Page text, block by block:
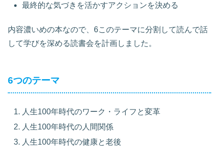
最終的な気づきを活かすアクションを決める
内容濃いめの本なので、6このテーマに分割して読んで話
して学びを深める読書会を計画しました。
6つのテーマ
人生100年時代のワーク・ライフと変革
人生100年時代の人間関係
人生100年時代の健康と老後